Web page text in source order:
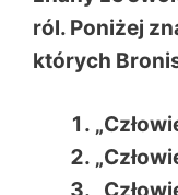
ról. Poniżej
których